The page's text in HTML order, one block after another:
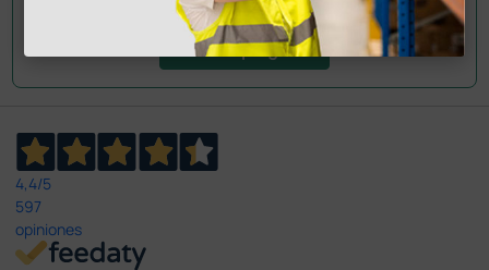
Envía tu pregunta
4,4/5
597
opiniones